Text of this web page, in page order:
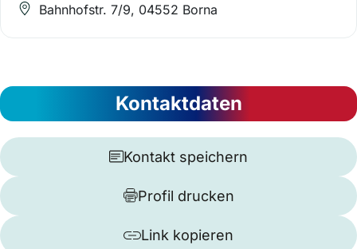
Bahnhofstr. 7/9, 04552 Borna
Kontaktdaten
Kontakt speichern
Profil drucken
Link kopieren